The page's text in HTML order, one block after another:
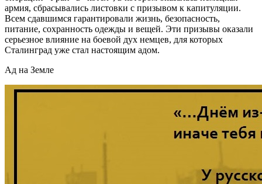
армия, сбрасывались листовки с призывом к капитуляции.
Всем сдавшимся гарантировали жизнь, безопасность,
питание, сохранность одежды и вещей. Эти призывы оказали
серьезное влияние на боевой дух немцев, для которых
Сталинград уже стал настоящим адом.
Ад на Земле